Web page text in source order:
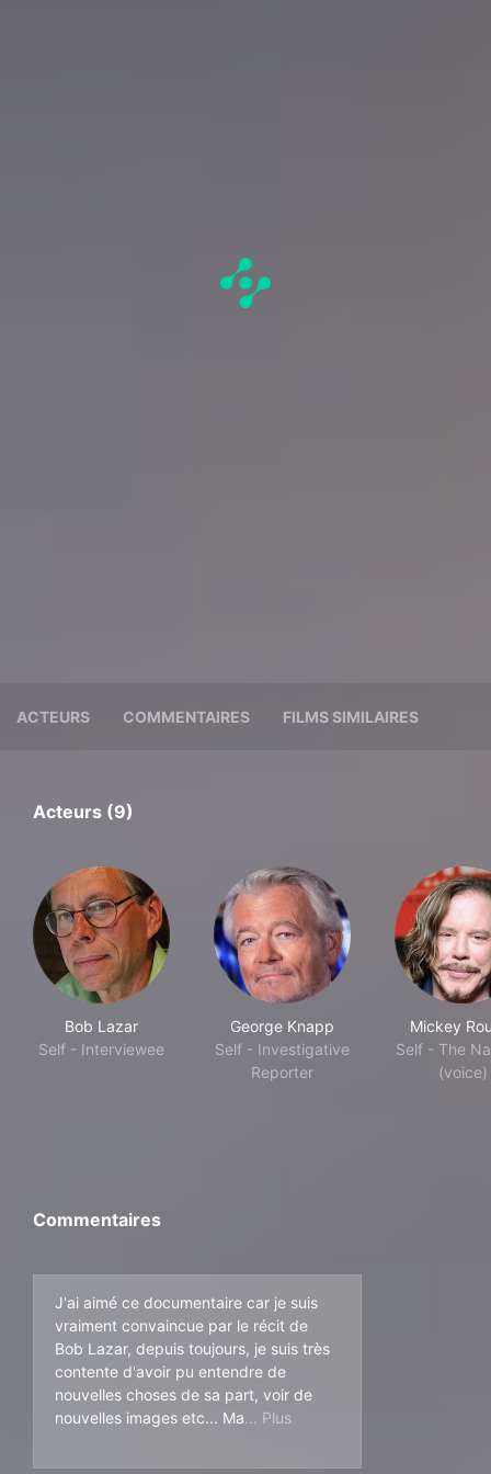
ACTEURS COMMENTAIRES FILMS SIMILAIRES
Acteurs (9)
Bob Lazar
Self - Interviewee
George Knapp
Self - Investigative
Reporter
Mickey
Self - The
(voice)
Commentaires
J'ai aimé ce documentaire car je suis
vraiment convaincue par le récit de
Bob Lazar, depuis toujours, je suis très
contente d'avoir pu entendre de
nouvelles choses de sa part, voir de
nouvelles images etc... Ma
is ce qui me dérange c'est